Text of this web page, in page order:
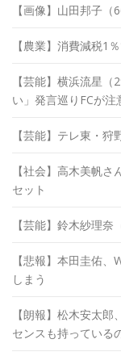
【画像】山田邦子（
【農業】消費減税1
【芸能】横浜流星
い」発言巡りFCが注
【芸能】テレ東・
【社会】高木美帆
セット
【芸能】鈴木紗理
【悲報】本田圭佑
しまう
【朗報】松木安太
センスも持っている